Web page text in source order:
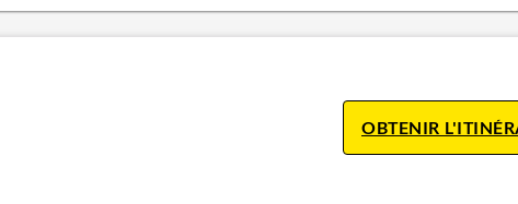
OBTENIR